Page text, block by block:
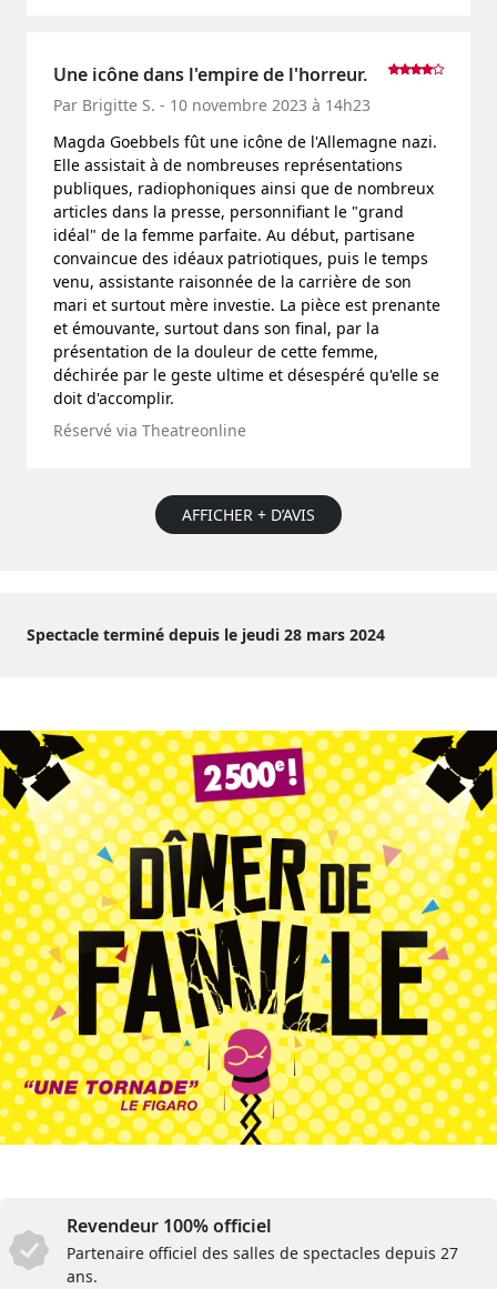
Une icône dans l'empire de l'horreur.
Par Brigitte S. - 10 novembre 2023 à 14h23
Magda Goebbels fût une icône de l'Allemagne nazi.
Elle assistait à de nombreuses représentations
publiques, radiophoniques ainsi que de nombreux
articles dans la presse, personnifiant le "grand
idéal" de la femme parfaite. Au début, partisane
convaincue des idéaux patriotiques, puis le temps
venu, assistante raisonnée de la carrière de son
mari et surtout mère investie. La pièce est prenante
et émouvante, surtout dans son final, par la
présentation de la douleur de cette femme,
déchirée par le geste ultime et désespéré qu'elle se
doit d'accomplir.
Réservé via Theatreonline
AFFICHER + D’AVIS
Spectacle terminé depuis le jeudi 28 mars 2024
Revendeur 100% officiel
Partenaire officiel des salles de spectacles depuis 27
ans.